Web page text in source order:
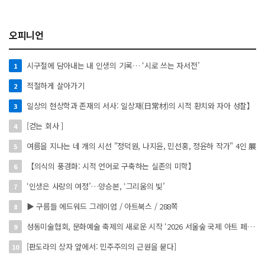
오피니언
1 시구절에 담아내는 내 인생의 기록… ‘시로 쓰는 자서전’
2 적절하게 살아가기
3 일상의 현상학과 존재의 서사: 일상재(日常材)의 시적 환치와 자아 성찰】
4 [걷는 회사 ]
5 여름을 지나는 네 개의 시선 "정덕원, 나지윤, 민선홍, 정윤하 작가" 4인 展
6 【의식의 풍경화: 시적 언어로 구축하는 실존의 미학】
7 ‘인생은 사랑의 여정’…양승본, ‘그리움의 빛’
8 ▶ 구름들 에드워드 그레이엄 / 아트북스 / 288쪽
9 성동미술협회, 문화예술 축제의 새로운 시작 ‘2026 서울숲 국제 아트 페스타’ 개최
10 [판도라의 상자 앞에서: 민주주의의 근원을 묻다]